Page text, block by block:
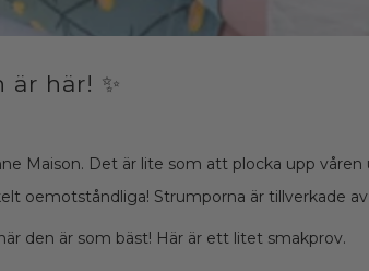
är här! ✨
Maison. Det är lite som att plocka upp våren
oemotståndliga! Strumporna är tillverkade
den är som bäst! Här är ett litet smakprov.